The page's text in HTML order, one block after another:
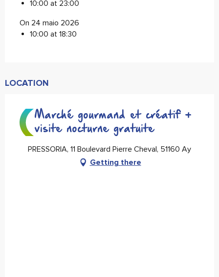
10:00 at 23:00
On 24 maio 2026
10:00 at 18:30
LOCATION
Marché gourmand et créatif +
visite nocturne gratuite
PRESSORIA, 11 Boulevard Pierre Cheval, 51160 Ay
Getting there